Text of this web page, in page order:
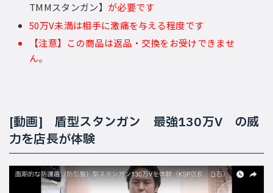
TMMスタンガン】 が必要です
50万V未満は相手に激痛を与える程度です
【注意】この商品は返品・交換をお受けできませ
ん。
[動画] 盾型スタンガン 最強130万V の威
力を店長が体験